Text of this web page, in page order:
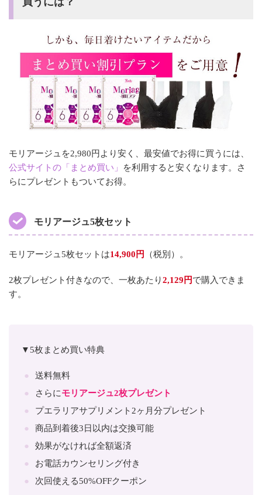
モリアージュを2,980円より安く、最安値でお得に買うには、
公式サイトの「まとめ買い」
を利用すると安くなります。さ
らにプレゼントもついてお得。
モリアージュ5枚セット
モリアージュ5枚セットは14,900円 （税別）。
2枚プレゼント付きなので、一枚あたり2,129円で購入できま
す。
▼5枚まとめ買い特典
送料無料
さらにモリアージュ2枚プレゼント
プエラリアサプリメント2ヶ月分プレゼント
商品到着後3日以内は交換可能
効果がなければ全額返済
お電話カウンセリング付き
次回使える50%OFFクーポン